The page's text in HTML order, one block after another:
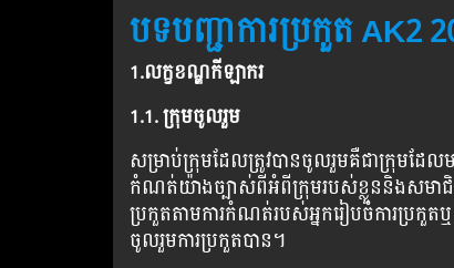
បទបញ្ជាការប្រកួត AK2
1.លក្ខខណ្ឌកីឡាករ
1.1. ក្រុមចូលរួម
សម្រាប់ក្រុមដែលត្រូវបានចូលរួមគឺជាក្រុមដែ
កំណត់យ៉ាងច្បាស់ពីអំពីក្រុមរបស់ខ្លួននិងសមាជិ
ប្រកួតតាមការកំណត់របស់អ្នករៀបចំការប្រ
ចូលរួមការប្រកួតបាន។